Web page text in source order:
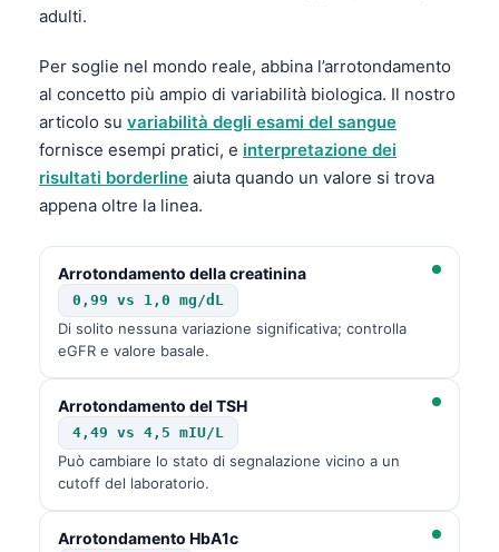
adulti.
Per soglie nel mondo reale, abbina l’arrotondamento
al concetto più ampio di variabilità biologica. Il nostro
articolo su variabilità degli esami del sangue
fornisce esempi pratici, e interpretazione dei
risultati borderline aiuta quando un valore si trova
appena oltre la linea.
Arrotondamento della creatinina
0,99 vs 1,0 mg/dL
Di solito nessuna variazione significativa; controlla
eGFR e valore basale.
Arrotondamento del TSH
4,49 vs 4,5 mIU/L
Può cambiare lo stato di segnalazione vicino a un
cutoff del laboratorio.
Arrotondamento HbA1c
Кыргызча
Беларуская мова
Esperanto
Ślōnskŏ gŏdka
Norsk bokmål